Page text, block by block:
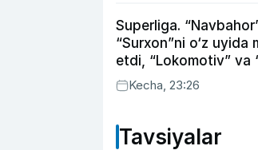
Superliga.
“Surxon”ni o‘z uyida
etdi, “Lokomotiv” va
uyda g‘alaba qozondi
Kecha, 23:26
Tavsiyalar